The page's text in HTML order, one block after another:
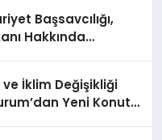
Başsavcılığı,
Hakkında
İklim Değişikliği
Yeni Konut